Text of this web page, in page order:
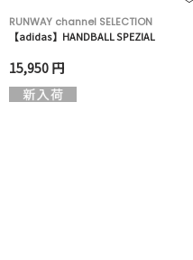
RUNWAY channel SELECTION
【adidas】HANDBALL SPEZIAL
15,950 円